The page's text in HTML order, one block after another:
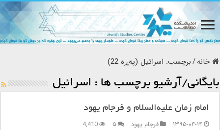
خانه/برچسب: اسرائیل (پەڕە 22)
بایگانی/آرشیو برچسب ها : اسرائیل
امام زمان علیه‌السلام و فرجام یهود
۱۳۹۵-۰۴-۱۴
فرجام یهود ۵ 4,410